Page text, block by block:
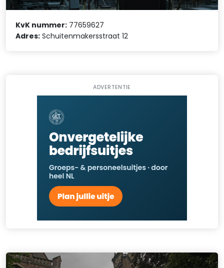
KvK nummer: 77659627
Adres: Schuitenmakersstraat 12
ADVERTENTIE